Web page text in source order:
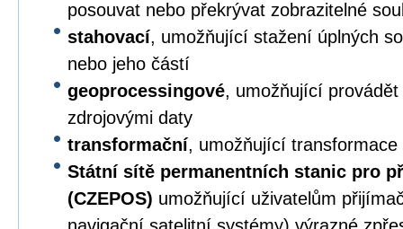
posouvat nebo překrývat zobrazitelné
stahovací, umožňující stažení úplných
nebo jeho částí
geoprocessingové, umožňující
zdrojovými daty
transformační, umožňující transformace
Státní sítě permanentních stanic pro
(CZEPOS) umožňující uživatelům